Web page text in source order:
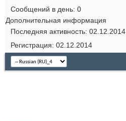
Сообщений в день 0
Дополнительная информация
Последняя активность 02.12.2014
Регистрация 02.12.2014